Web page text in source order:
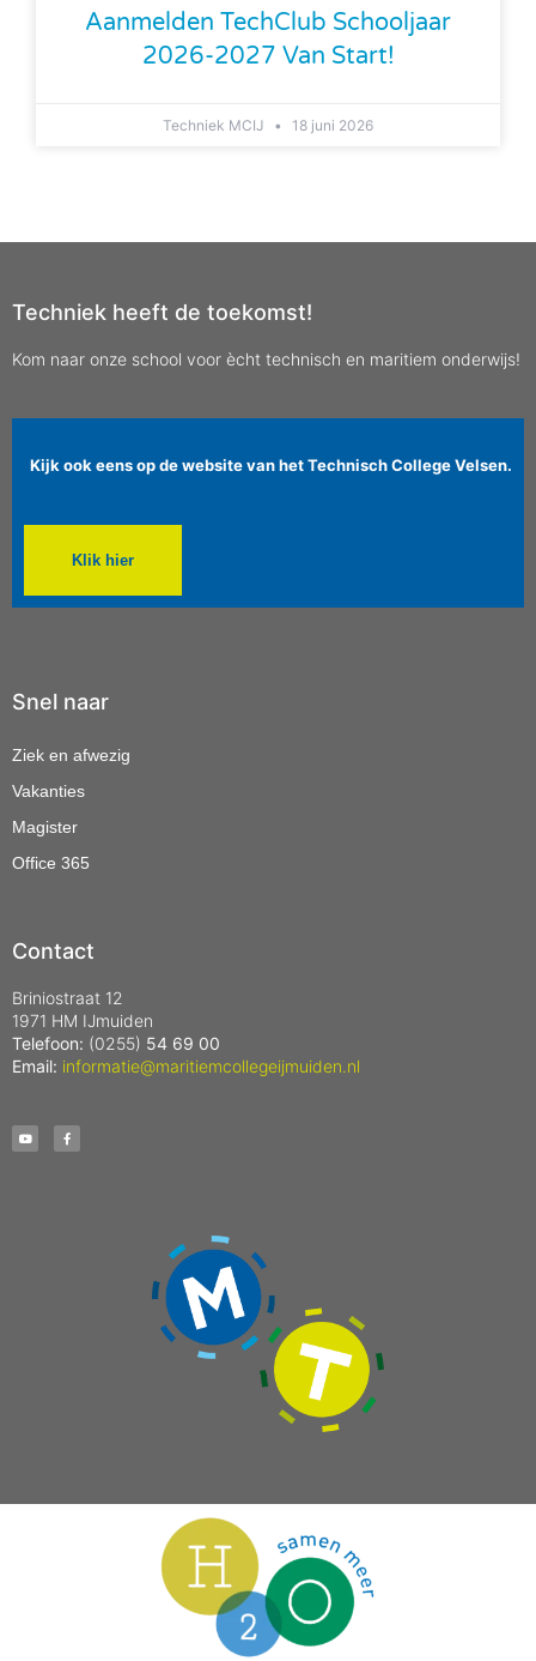
Aanmelden TechClub Schooljaar
2026-2027 Van Start!
Techniek MCIJ 18 juni 2026
Techniek heeft de toekomst!
Kom naar onze school voor ècht technisch en maritiem onderwijs!
Kijk ook eens op de website van het Technisch College Velsen.
Klik hier
Snel naar
Ziek en afwezig
Vakanties
Magister
Office 365
Contact
Briniostraat 12
1971 HM IJmuiden
Telefoon: (0255) 54 69 00
Email: informatie@maritiemcollegeijmuiden.nl